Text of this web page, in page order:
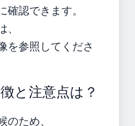
確認できます。
を参照してくださ
と注意点は？
ため、